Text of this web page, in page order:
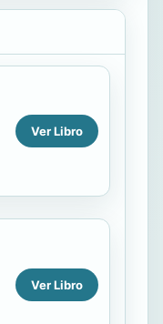
Ver Libro
Ver Libro